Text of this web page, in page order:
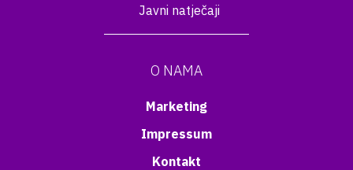
Javni natječaji
O NAMA
Marketing
Impressum
Kontakt